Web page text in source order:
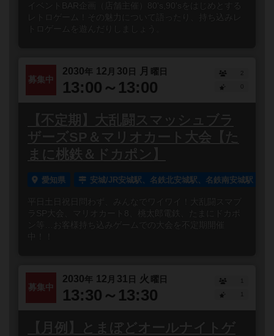
イベントBAR企画（店舗主催）80's,90'sをはじめとする
レトロゲーム！その魅力について語ったり、持ち込みレ
募集中
2030年 12 月 30 日 月 曜日
13:00～13:00
2
【不定期】大乱闘スマッシュブラ
ザーズSP＆マリオカート大会【た
まに桃鉄＆ドカポン】
愛知県 安城/JR安城駅、名鉄北安城駅、名鉄南安城駅
平日土日祝日問わず、みんなでワイワイ！大乱闘スマブ
ラSP大会、マリオカート8、桃太郎電鉄、たまにドカポ
ン等…お客様持ち込みゲームでの大会を不定期開催
募集中
2030年 12 月 31 日 火 曜日
13:30～13:30
1
1
【月例】とまぼどオールナイトゲ